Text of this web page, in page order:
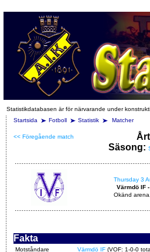
Statistikdatabasen är för närvarande under
Startsida
Fotboll Statistik Matcher
<< Föregående match
Säsong:
Thursday 3
Värmdö IF
Okänd
Fakta
Motståndare Värmdö IF (VOF: 1-0-0